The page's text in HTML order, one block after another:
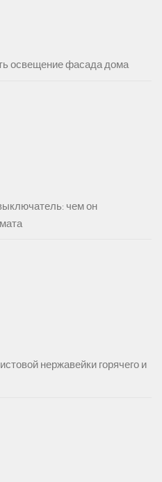
освещение фасада дома
чем он
нержавейки горячего и